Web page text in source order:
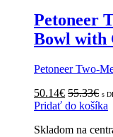
Petoneer
Bowl with
Petoneer Two-
50.14€ 55.33€ s
Pridať do košíka
Skladom na